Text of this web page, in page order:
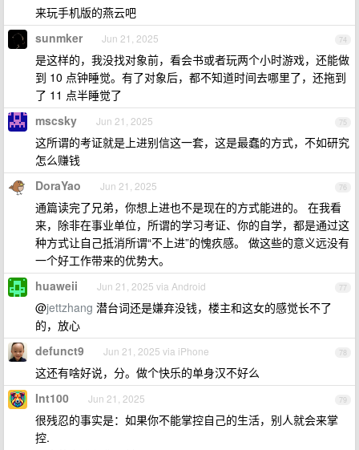
来玩手机版的燕云吧
74
sunmker Jun 21, 2025
是这样的，我没找对象前，看会书或者玩两个小时游戏，还能做
到 10 点钟睡觉。有了对象后，都不知道时间去哪里了，还拖到
了 11 点半睡觉了
75
mscsky Jun 21, 2025
这所谓的考证就是上进别信这一套，这是最蠢的方式，不如研究
怎么赚钱
76
DoraYao Jun 21, 2025
通篇读完了兄弟，你想上进也不是现在的方式能进的。 在我看
来，除非在事业单位，所谓的学习考证、你的自学，都是通过这
种方式让自己抵消所谓“不上进”的愧疚感。 做这些的意义远没有
一个好工作带来的优势大。
77
huaweii Jun 21, 2025 via Android
@jettzhang 潜台词还是嫌弃没钱，楼主和这女的感觉长不了
的，放心
78
defunct9 Jun 21, 2025 via iPhone
这还有啥好说，分。做个快乐的单身汉不好么
79
Int100 Jun 21, 2025
很残忍的事实是：如果你不能掌控自己的生活，别人就会来掌
控.